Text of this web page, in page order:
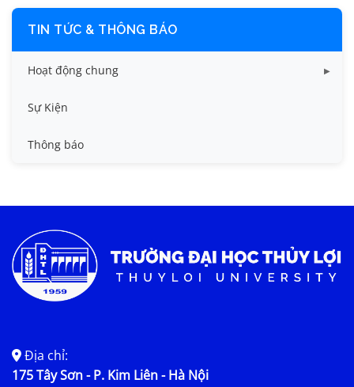
TIN TỨC & THÔNG BÁO
Hoạt động chung
Tin công tác sinh viên
Tin đào tạo
Tin tức chung
Sự Kiện
Thông báo
Địa chỉ:
175 Tây Sơn - P. Kim Liên - Hà Nội